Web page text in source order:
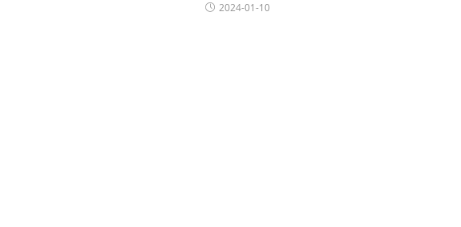
2024-01-10